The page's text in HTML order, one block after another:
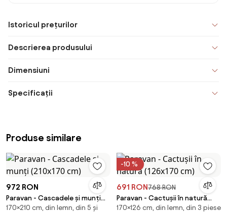
Istoricul prețurilor
Descrierea produsului
Dimensiuni
Specificații
Produse similare
972 RON
Paravan - Cascadele și munți
(210x170 cm)
170×210 cm, din lemn, din 5 și
-10 %
691 RON768 RON
Paravan - Cactușii în natură
(126x170 cm)
170×126 cm, din lemn, din 3 piese